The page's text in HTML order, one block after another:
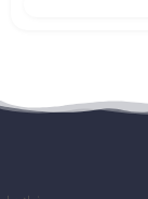
به فرد خود است.